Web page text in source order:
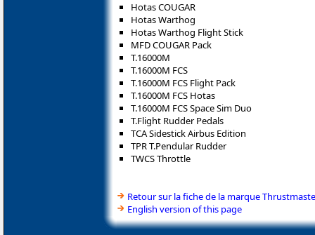
Hotas COUGAR
Hotas Warthog
Hotas Warthog Flight Stick
MFD COUGAR Pack
T.16000M
T.16000M FCS
T.16000M FCS Flight Pack
T.16000M FCS Hotas
T.16000M FCS Space Sim Duo
T.Flight Rudder Pedals
TCA Sidestick Airbus Edition
TPR T.Pendular Rudder
TWCS Throttle
Retour sur la fiche de la marque
English version of this page